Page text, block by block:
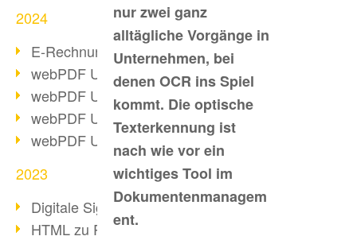
2024
E-Rechnungsstellung ab 2025
webPDF Update 9.0.0.3584
webPDF Update 9.0.0.3479
webPDF Update 9.0.0.3361
webPDF Update 9.0.0.3264
2023
Digitale Signatur in PDF
HTML zu PDF
nur zwei ganz
alltägliche Vorgänge in
Unternehmen, bei
denen OCR ins Spiel
kommt. Die optische
Texterkennung ist
nach wie vor ein
wichtiges Tool im
Dokumentenmanagem
ent.